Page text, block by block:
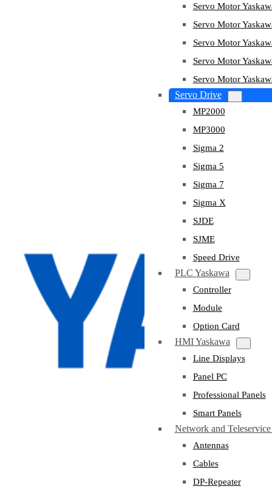
Servo Motor
Servo Motor
Servo Motor
Servo Motor
Servo Motor
Servo Drive
MP2000
MP3000
Sigma 2
Sigma 5
Sigma 7
Sigma X
SJDE
SJME
Speed Drive
PLC Yaskawa
Controller
Module
Option Card
HMI Yaskawa
Line Displays
Panel PC
Professional Panels
Smart Panels
Network and
Antennas
Cables
DP-Repeater